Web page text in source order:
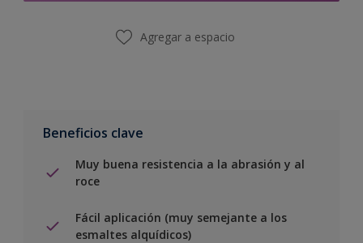
Agregar a espacio
Beneficios clave
Muy buena resistencia a la abrasión y al
roce
Fácil aplicación (muy semejante a los
esmaltes alquídicos)